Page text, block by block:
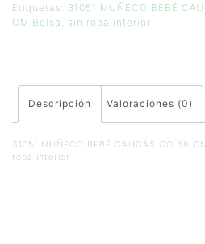
Etiquetas: 31051 MUÑECO BEBÉ
CM Bolsa
sin ropa interior
Descripción Valoraciones (0)
31051 MUÑECO BEBÉ CAUCÁSICO 38
ropa interior